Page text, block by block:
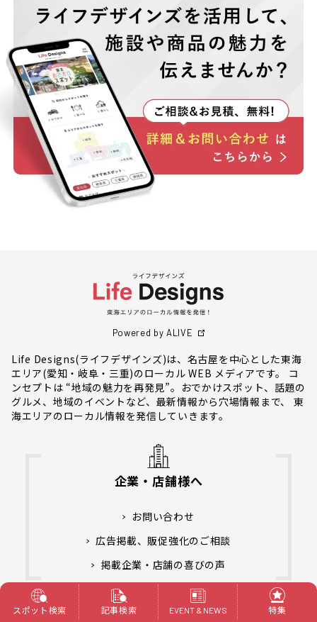
Powered by ALIVE
Life Designs(ライフデザインズ)は、名古屋を中心とした東海
エリア(愛知・岐阜・三重)のローカル WEB メディアです。 コ
ンセプトは “地域の魅力を再発見”。おでかけスポット、話題の
グルメ、地域のイベントなど、最新情報から穴場情報まで、 東
海エリアのローカル情報を発信していきます。
企業・店舗様へ
お問い合わせ
広告掲載、販促強化のご相談
掲載企業・店舗の喜びの声
おすすめスポット募集中！
スポット検索 記事検索 EVENT & NEWS 特集